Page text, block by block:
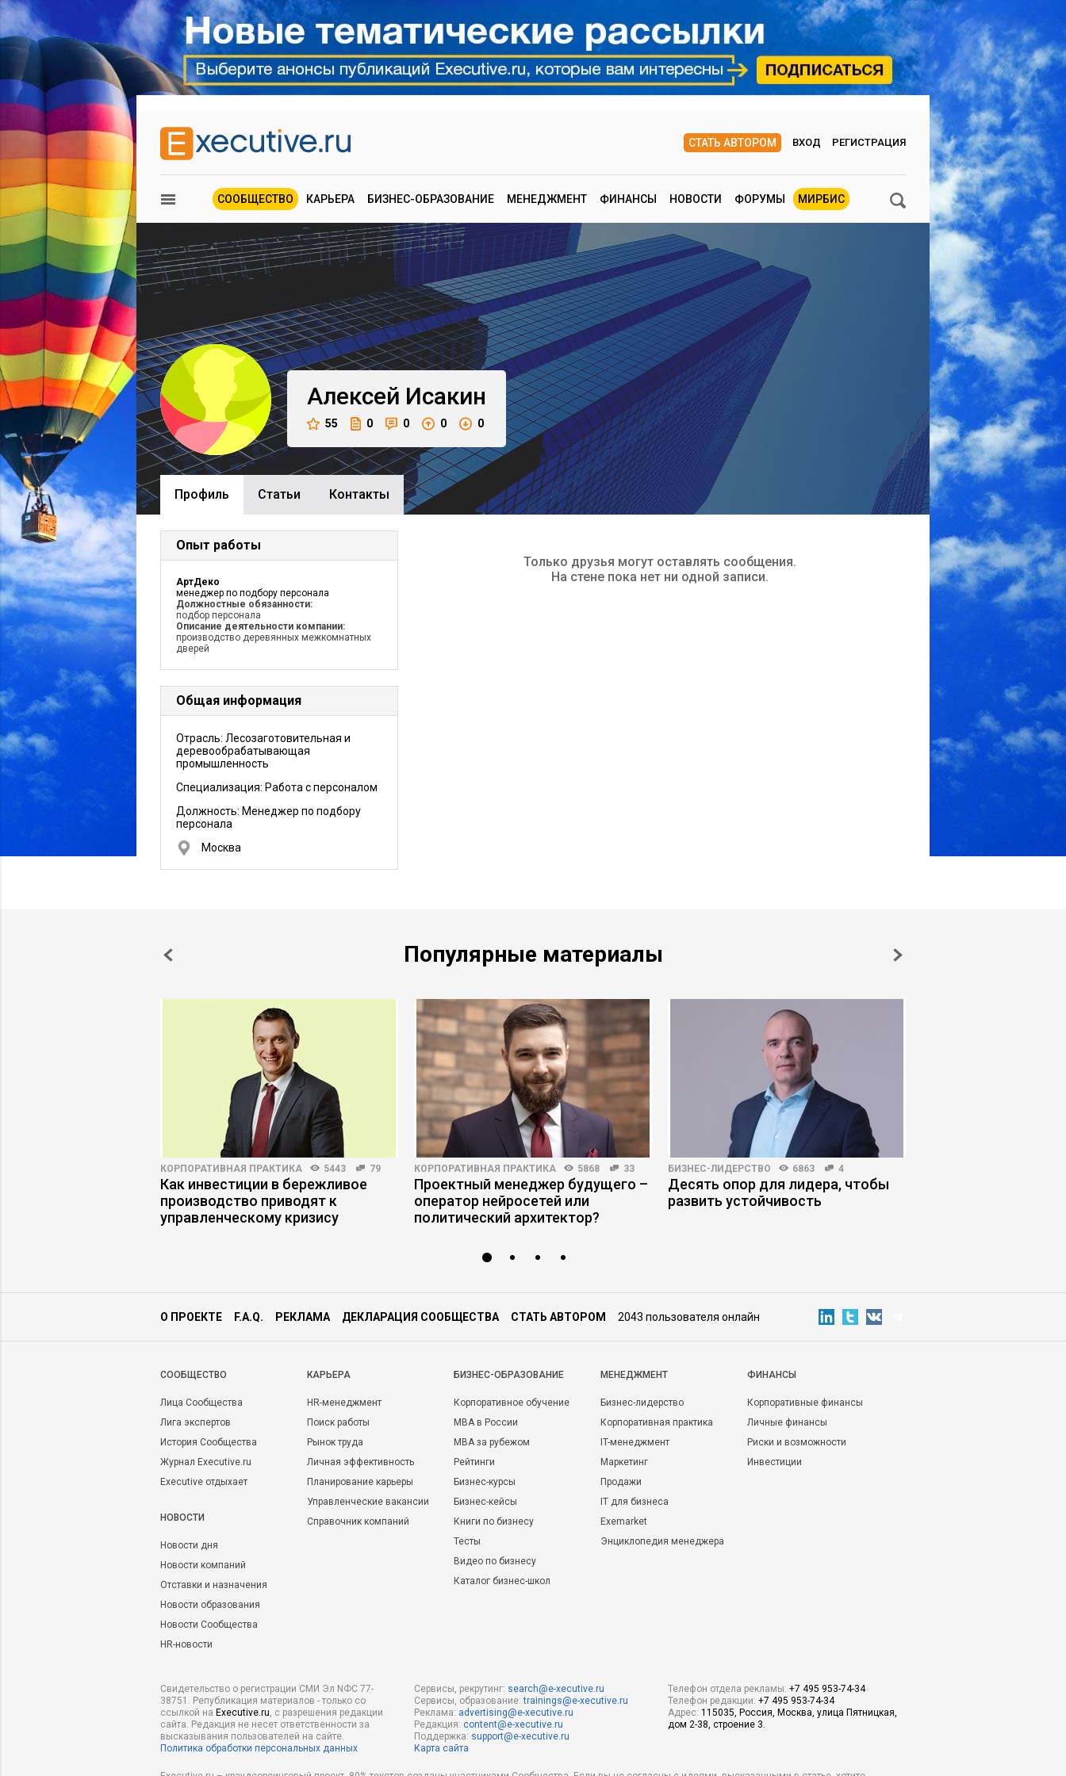
СТАТЬ АВТОРОМ ВХОД РЕГИСТРАЦИЯ
СООБЩЕСТВО КАРЬЕРА БИЗНЕС-ОБРАЗОВАНИЕ МЕНЕДЖМЕНТ ФИНАНСЫ НОВОСТИ ФОРУМЫ МИРБИС
Алексей Исакин
55 0 0 0 0
Профиль Cтатьи Контакты
Опыт работы
АртДеко
менеджер по подбору персонала
Должностные обязанности:
подбор персонала
Описание деятельности компании:
производство деревянных межкомнатных
дверей
Общая информация
Отрасль: Лесозаготовительная и
деревообрабатывающая
промышленность
Специализация: Работа с персоналом
Должность: Менеджер по подбору
персонала
Москва
Только друзья могут оставлять сообщения.
На стене пока нет ни одной записи.
Популярные материалы
КОРПОРАТИВНАЯ ПРАКТИКА 5443 79
Как инвестиции в бережливое
производство приводят к
управленческому кризису
КОРПОРАТИВНАЯ ПРАКТИКА 5868 33
Проектный менеджер будущего –
оператор нейросетей или
политический архитектор?
БИЗНЕС-ЛИДЕРСТВО 6863 4
Десять опор для лидера, чтобы
развить устойчивость
О ПРОЕКТЕ F.A.Q. РЕКЛАМА ДЕКЛАРАЦИЯ СООБЩЕСТВА СТАТЬ АВТОРОМ 2043 пользователя онлайн
CООБЩЕСТВО
Лица Сообщества
Лига экспертов
История Сообщества
Журнал Executive.ru
Executive отдыхает
НОВОСТИ
Новости дня
Новости компаний
Отставки и назначения
Новости образования
Новости Сообщества
HR-новости
КАРЬЕРА
HR-менеджмент
Поиск работы
Рынок труда
Личная эффективность
Планирование карьеры
Управленческие вакансии
Справочник компаний
БИЗНЕС-ОБРАЗОВАНИЕ
Корпоративное обучение
MBA в России
MBA за рубежом
Рейтинги
Бизнес-курсы
Бизнес-кейсы
Книги по бизнесу
Тесты
Видео по бизнесу
Каталог бизнес-школ
МЕНЕДЖМЕНТ
Бизнес-лидерство
Корпоративная практика
IT-менеджмент
Маркетинг
Продажи
IT для бизнеса
Exemarket
Энциклопедия менеджера
ФИНАНСЫ
Корпоративные финансы
Личные финансы
Риски и возможности
Инвестиции
Свидетельство о регистрации СМИ Эл NФС 77-
38751. Републикация материалов - только со
ссылкой на Executive.ru, с разрешения редакции
сайта. Редакция не несет ответственности за
высказывания пользователей на сайте.
Политика обработки персональных данных
Сервисы, рекрутинг: search@e-xecutive.ru
Сервисы, образование:trainings@e-xecutive.ru
Реклама: advertising@e-xecutive.ru
Редакция: content@e-xecutive.ru
Поддержка: support@e-xecutive.ru
Карта сайта
Телефон отдела рекламы: +7 495 953-74-34
Телефон редакции: +7 495 953-74-34
Адрес: 115035, Россия, Москва, улица Пятницкая,
дом 2-38, строение 3.